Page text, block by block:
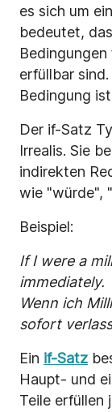
es sich um
bedeutet,
erfüllbar
Bedingung
Der if-Satz
Irrealis. Sie
indirekten
wie "würde",
Beispiel:
If I were a
immediately.
Wenn ich
sofort
Ein if-Satz
Haupt- und
Teile erfüllen